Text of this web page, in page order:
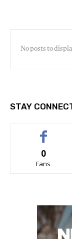
No posts to
STAY
0
Fans